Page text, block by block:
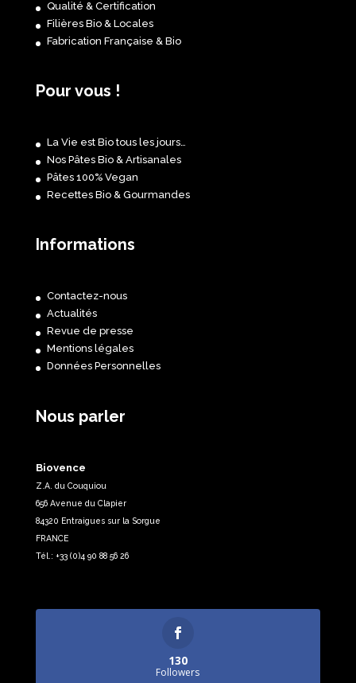
Qualité & Certification
Filières Bio & Locales
Fabrication Française & Bio
Pour vous !
La Vie est Bio tous les jours…
Nos Pâtes Bio & Artisanales
Pâtes 100% Vegan
Recettes Bio & Gourmandes
Informations
Contactez-nous
Actualités
Revue de presse
Mentions légales
Données Personnelles
Nous parler
Biovence
Z.A. du Couquiou
656 Avenue du Clapier
84320 Entraigues sur la Sorgue
FRANCE
Tél.: +33 (0)4 90 88 56 26
130
Followers